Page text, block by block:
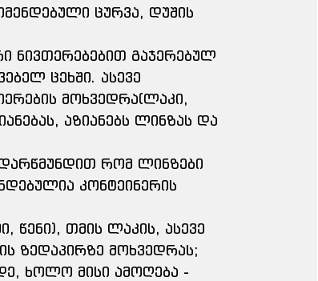
ცურვა, დუშის
ნივთერებებით გაჯერებულ
ცეხში. ასევე
მოხვედრა(ლაკი,
აზიანებს ლინზას და
რომ ლინზები
კონტეინერის
წენი), თმის ლაკის, ასევე
ზედაპირზე მოხვედრას;
ხოლო მისი ამოღება -